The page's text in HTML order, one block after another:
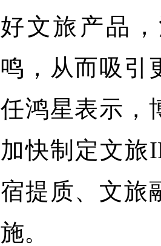
好文旅产品
鸣，从而吸引
任鸿星表示，
加快制定文旅
宿提质、文旅
施。